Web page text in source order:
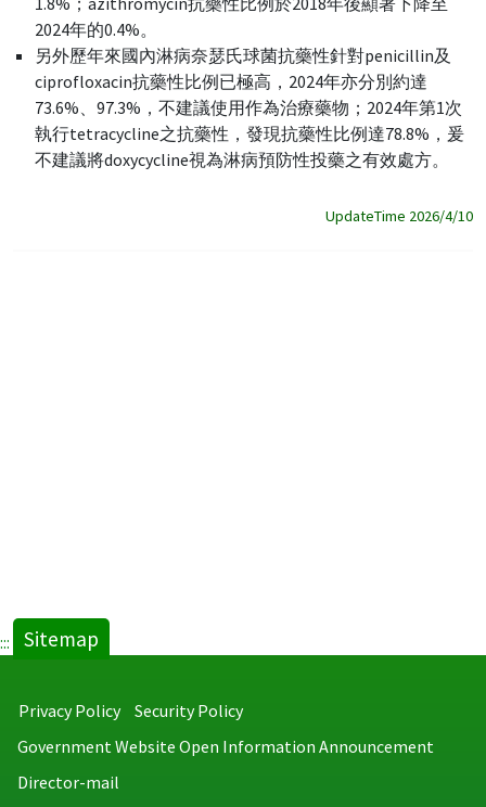
2024年的0.4%。
另外歷年來國內淋病奈瑟氏球菌抗藥性針對penicillin及
ciprofloxacin抗藥性比例已極高，2024年亦分別約達
73.6%、97.3%，不建議使用作為治療藥物；2024年第1次
執行tetracycline之抗藥性，發現抗藥性比例達78.8%，爰
不建議將doxycycline視為淋病預防性投藥之有效處方。
UpdateTime 2026/4/10
::: Sitemap
Privacy Policy
Security Policy
Government Website Open Information Announcement
Director-mail